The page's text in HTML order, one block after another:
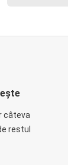
câteva
restul